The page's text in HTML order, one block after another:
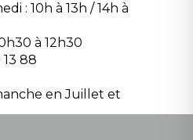
: 10h à 13h / 14h à
à 12h30
13 88
en Juillet et